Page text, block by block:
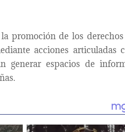
promoción de los derechos
acciones articuladas
generar espacios de